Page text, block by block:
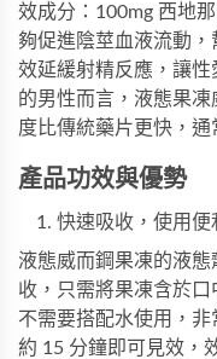
效成分：100mg 西地
夠促進陰莖血液流動
效延緩射精反應，讓
的男性而言， 液態果凍
度比傳統藥片更快，通
產品功效與優勢
快速吸收，使用便
液態威而鋼果凍的液
收，只需將果凍含於口
不需要搭配水使用，
約 15 分鐘即可見效，